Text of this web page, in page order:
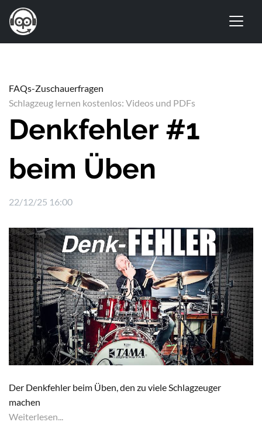
FAQs-Zuschauerfragen
Schlagzeug lernen kostenlos: Videos und PDFs
Denkfehler #1
beim Üben
22/12/25 16:00
Der Denkfehler beim Üben, den zu viele Schlagzeuger
machen
Weiterlesen...